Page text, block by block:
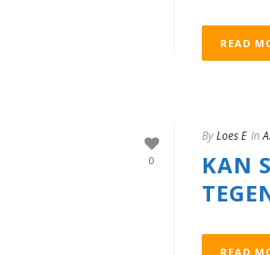
READ
0
ByLoes E In
KAN
READ